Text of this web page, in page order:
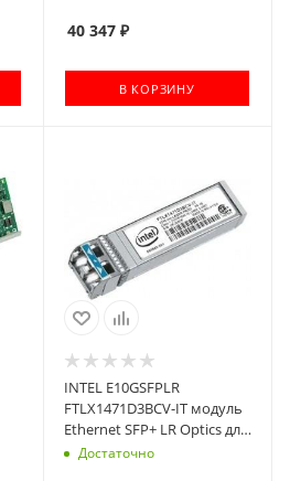
40 347₽
В КОРЗИНУ
INTEL E10GSFPLR
FTLX1471D3BCV-IT модуль
Ethernet SFP+ LR Optics для
Intel Ethernet Server
Достаточно